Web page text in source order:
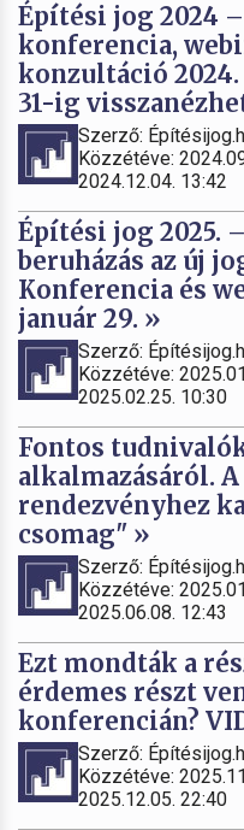
Építési jog 2024
konferencia,
konzultáció
31-ig
Szerző:
Közzétéve:
2024.12.04. 13:42
Építési jog 2025.
beruházás az új
Konferencia és
január 29. »
Szerző:
Közzétéve:
2025.02.25. 10:30
Fontos
alkalmazásáról.
rendezvényhez
csomag" »
Szerző:
Közzétéve:
2025.06.08. 12:43
Ezt mondták a
érdemes részt
konferencián?
Szerző:
Közzétéve:
2025.12.05. 22:40